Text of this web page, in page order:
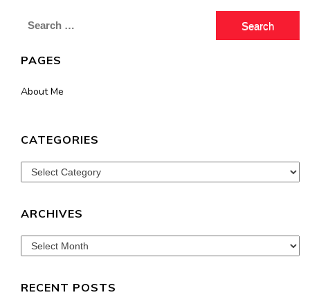
Search
PAGES
About Me
CATEGORIES
Categories
ARCHIVES
Archives
RECENT POSTS